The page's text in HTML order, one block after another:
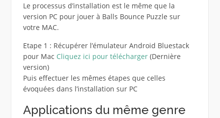
Le processus d’installation est le même que la
version PC pour jouer à Balls Bounce Puzzle sur
votre MAC.
Etape 1 : Récupérer l’émulateur Android Bluestack
pour Mac Cliquez ici pour télécharger(Dernière
version)
Puis effectuer les mêmes étapes que celles
évoquées dans l’installation sur PC
Applications du même genre